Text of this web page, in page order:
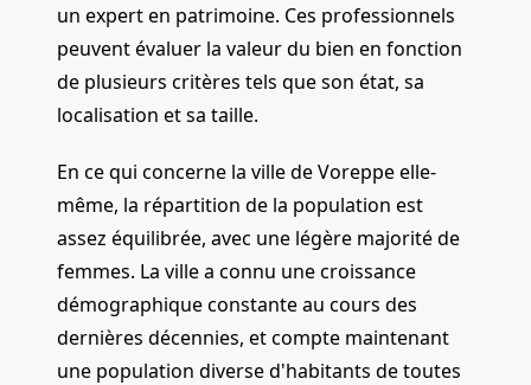
un expert en patrimoine. Ces professionnels
peuvent évaluer la valeur du bien en fonction
de plusieurs critères tels que son état, sa
localisation et sa taille.
En ce qui concerne la ville de Voreppe elle-
même, la répartition de la population est
assez équilibrée, avec une légère majorité de
femmes. La ville a connu une croissance
démographique constante au cours des
dernières décennies, et compte maintenant
une population diverse d'habitants de toutes